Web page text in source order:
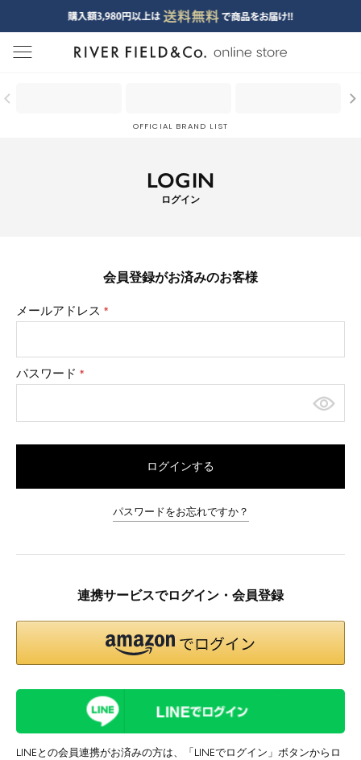
menu
OFFICIAL BRAND LIST
LOGIN
ログイン
会員登録がお済みのお客様
メールアドレス
(必
パスワード
(必
ログインする
パスワードをお忘れですか？
連携サービスでログイン・会員登録
LINEとの会員連携がお済みの方は、「LINEでログイン」ボタンからロ